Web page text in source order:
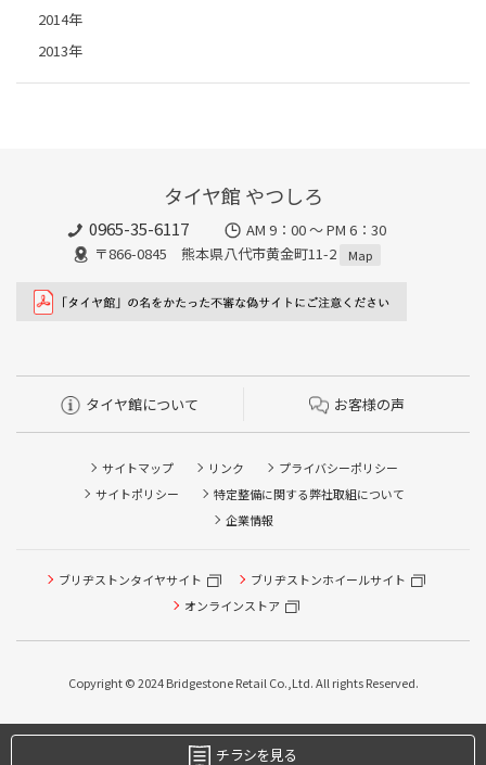
2014年
2013年
タイヤ館 やつしろ
0965-35-6117
AM 9：00 ～ PM 6：30
〒866-0845 熊本県八代市黄金町11-2
Map
タイヤ館について お客様の声
サイトマップ リンク
プライバシーポリシー
サイトポリシー
特定整備に関する弊社取組について
企業情報
ブリヂストンタイヤサイト
ブリヂストンホイールサイト
オンラインストア
Copyright © 2024 Bridgestone Retail Co.,Ltd. All rights Reserved.
チラシを見る